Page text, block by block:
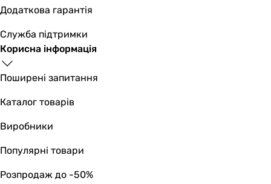
Додаткова гарантія
Служба підтримки
Корисна інформація
Поширені запитання
Каталог товарів
Виробники
Популярні товари
Розпродаж до -50%